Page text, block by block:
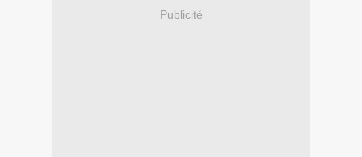
Publicité